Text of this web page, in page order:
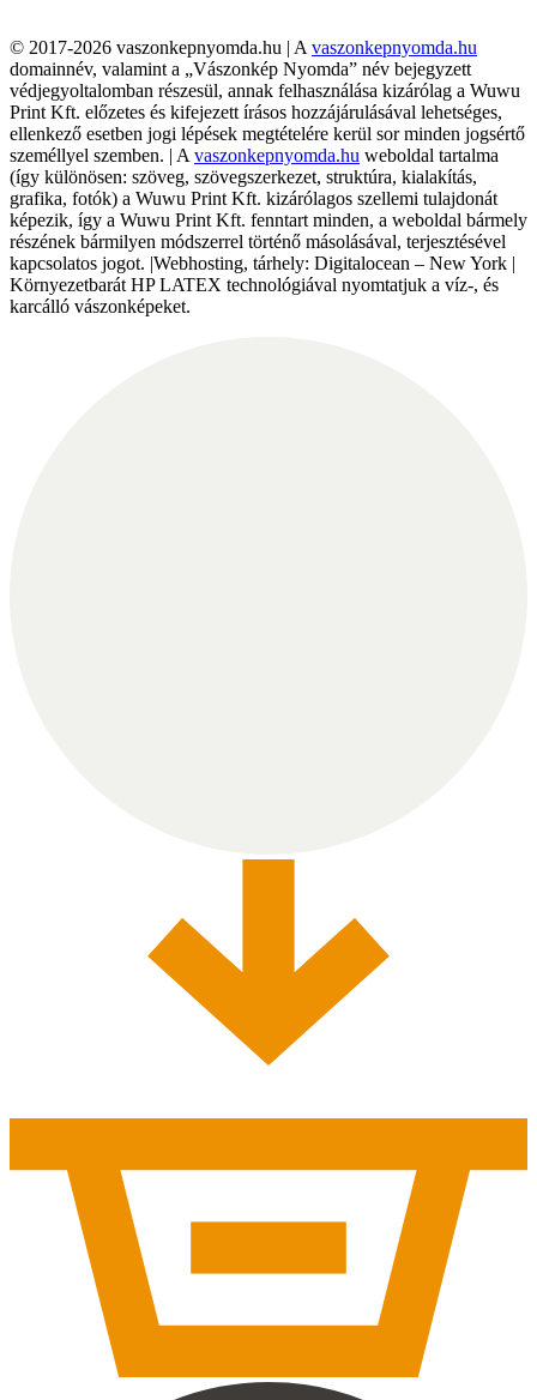
© 2017-2026 vaszonkepnyomda.hu | A vaszonkepnyomda.hu
domainnév, valamint a „Vászonkép Nyomda” név bejegyzett
védjegyoltalomban részesül, annak felhasználása kizárólag a Wuwu
Print Kft. előzetes és kifejezett írásos hozzájárulásával lehetséges,
ellenkező esetben jogi lépések megtételére kerül sor minden jogsértő
személlyel szemben. | A vaszonkepnyomda.hu weboldal tartalma
(így különösen: szöveg, szövegszerkezet, struktúra, kialakítás,
grafika, fotók) a Wuwu Print Kft. kizárólagos szellemi tulajdonát
képezik, így a Wuwu Print Kft. fenntart minden, a weboldal bármely
részének bármilyen módszerrel történő másolásával, terjesztésével
kapcsolatos jogot. |Webhosting, tárhely: Digitalocean – New York |
Környezetbarát HP LATEX technológiával nyomtatjuk a víz-, és
karcálló vászonképeket.